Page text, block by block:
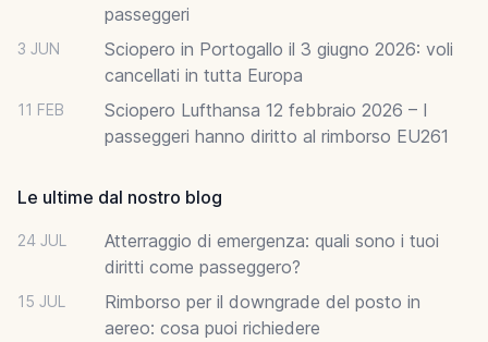
passeggeri
3 JUN
Sciopero in Portogallo il 3 giugno 2026: voli
cancellati in tutta Europa
11 FEB
Sciopero Lufthansa 12 febbraio 2026 – I
passeggeri hanno diritto al rimborso EU261
Le ultime dal nostro blog
24 JUL
Atterraggio di emergenza: quali sono i tuoi
diritti come passeggero?
15 JUL
Rimborso per il downgrade del posto in
aereo: cosa puoi richiedere